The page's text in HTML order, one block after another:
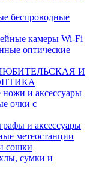
беспроводные
камеры Wi-Fi
оптические
ЛЮБИТЕЛЬСКАЯ И
и аксессуары
очки с
и аксессуары
метеостанции
сошки
сумки и